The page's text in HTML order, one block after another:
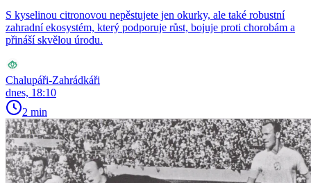
S kyselinou citronovou nepěstujete jen okurky, ale také robustní
zahradní ekosystém, který podporuje růst, bojuje proti chorobám a
přináší skvělou úrodu.
Chalupáři-Zahrádkáři
dnes, 18:10
2 min